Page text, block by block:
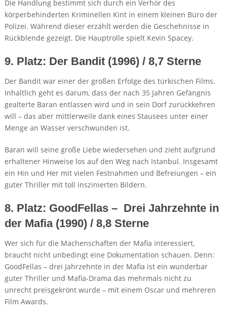
Die Handlung bestimmt sich durch ein Verhör des
körperbehinderten Kriminellen Kint in einem kleinen Büro der
Polizei. Während dieser erzählt werden die Geschehnisse in
Rückblende gezeigt. Die Hauptrolle spielt Kevin Spacey.
9. Platz: Der Bandit (1996) / 8,7 Sterne
Der Bandit war einer der großen Erfolge des türkischen Films.
Inhaltlich geht es darum, dass der nach 35 Jahren Gefängnis
gealterte Baran entlassen wird und in sein Dorf zurückkehren
will – das aber mittlerweile dank eines Stausees unter einer
Menge an Wasser verschwunden ist.
Baran will seine große Liebe wiedersehen und zieht aufgrund
erhaltener Hinweise los auf den Weg nach Istanbul. Insgesamt
ein Hin und Her mit vielen Festnahmen und Befreiungen – ein
guter Thriller mit toll inszinierten Bildern.
8. Platz: GoodFellas – Drei Jahrzehnte in
der Mafia (1990) / 8,8 Sterne
Wer sich für die Machenschaften der Mafia interessiert,
braucht nicht unbedingt eine Dokumentation schauen. Denn:
GoodFellas – drei Jahrzehnte in der Mafia ist ein wunderbar
guter Thriller und Mafia-Drama das mehrmals nicht zu
unrecht preisgekrönt wurde – mit einem Oscar und mehreren
Film Awards.